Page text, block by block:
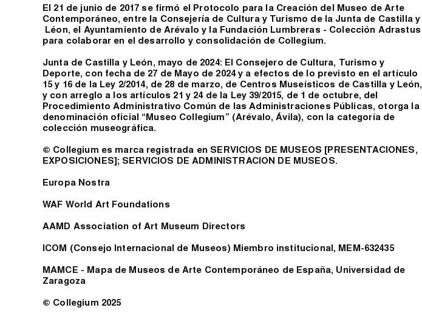
El 21 de junio de 2017 se firmó el Protocolo para la Creación del Museo de Arte
Contemporáneo, entre la Consejería de Cultura y Turismo de la Junta de Castilla y
Léon, el Ayuntamiento de Arévalo y la Fundación Lumbreras - Colección Adrastus
para colaborar en el desarrollo y consolidación de Collegium.
Junta de Castilla y León, mayo de 2024: El Consejero de Cultura, Turismo y
Deporte, con fecha de 27 de Mayo de 2024 y a efectos de lo previsto en el artículo
15 y 16 de la Ley 2/2014, de 28 de marzo, de Centros Museísticos de Castilla y León,
y con arreglo a los artículos 21 y 24 de la Ley 39/2015, de 1 de octubre, del
Procedimiento Administrativo Común de las Administraciones Públicas, otorga la
denominación oficial “Museo Collegium” (Arévalo, Ávila), con la categoría de
colección museográfica.
© Collegium es marca registrada en SERVICIOS DE MUSEOS [PRESENTACIONES,
EXPOSICIONES]; SERVICIOS DE ADMINISTRACION DE MUSEOS.
Europa Nostra
WAF World Art Foundations
AAMD Association of Art Museum Directors
ICOM (Consejo Internacional de Museos) Miembro institucional, MEM-632435
MAMCE - Mapa de Museos de Arte Contemporáneo de España, Universidad de
Zaragoza
© Collegium 2025